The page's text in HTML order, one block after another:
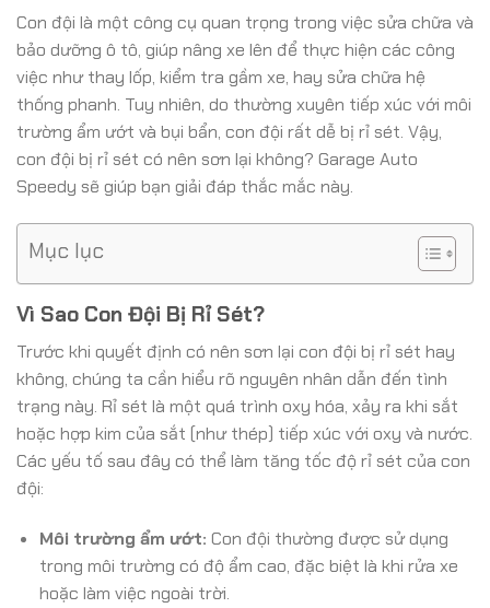
Con đội là một công cụ quan trọng trong việc sửa chữa và
bảo dưỡng ô tô, giúp nâng xe lên để thực hiện các công
việc như thay lốp, kiểm tra gầm xe, hay sửa chữa hệ
thống phanh. Tuy nhiên, do thường xuyên tiếp xúc với môi
trường ẩm ướt và bụi bẩn, con đội rất dễ bị rỉ sét. Vậy,
con đội bị rỉ sét có nên sơn lại không? Garage Auto
Speedy sẽ giúp bạn giải đáp thắc mắc này.
Mục lục
Vì Sao Con Đội Bị Rỉ Sét?
Trước khi quyết định có nên sơn lại con đội bị rỉ sét hay
không, chúng ta cần hiểu rõ nguyên nhân dẫn đến tình
trạng này. Rỉ sét là một quá trình oxy hóa, xảy ra khi sắt
hoặc hợp kim của sắt (như thép) tiếp xúc với oxy và nước.
Các yếu tố sau đây có thể làm tăng tốc độ rỉ sét của con
đội:
Môi trường ẩm ướt: Con đội thường được sử dụng
trong môi trường có độ ẩm cao, đặc biệt là khi rửa xe
hoặc làm việc ngoài trời.